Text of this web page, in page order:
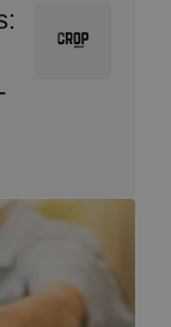
Image